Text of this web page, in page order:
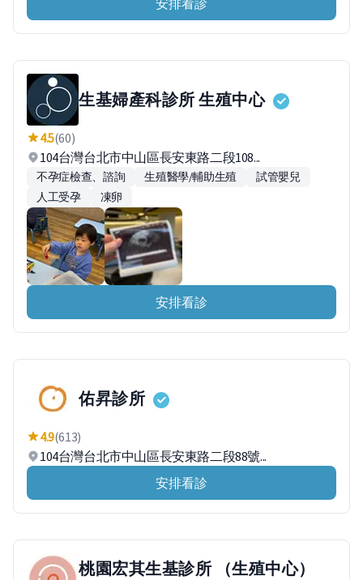
安排看診
生基婦產科診所 生殖中心
4.5(60)
104台灣台北市中山區長安東路二段108...
不孕症檢查、諮詢 生殖醫學/輔助生殖
試管嬰兒
人工受孕
凍卵
安排看診
佑昇診所
4.9(613)
104台灣台北市中山區長安東路二段88號...
安排看診
桃園宏其生基診所 （生殖中心）